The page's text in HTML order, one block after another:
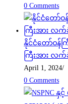
0 Comments
နိုင်ငံတော်ဝန်
ကြီးအား လ
April 1, 2024/
0 Comments